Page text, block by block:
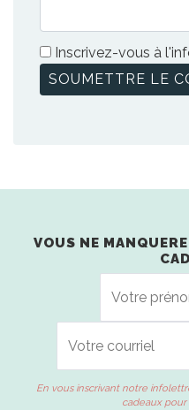
Inscrivez-vous à
VOUS NE
En vous inscrivant notre
cadeaux pour